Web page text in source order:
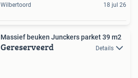
Wilbertoord 18 jul 26
Massief beuken Junckers parket 39 m2
Gereserveerd Details